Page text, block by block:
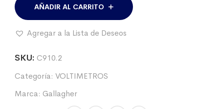
VOLTAJE
SMARTFIX
GALLAGHER
AÑADIR AL CARRITO
Agregar a la Lista de Deseos
SKU: C910.2
Categoría: VOLTIMETROS
Marca: Gallagher